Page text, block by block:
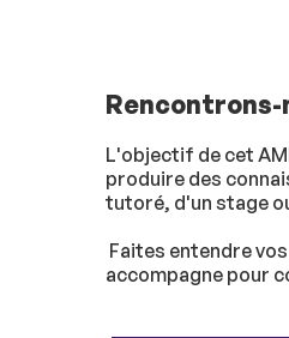
Rencontrons-
L'objectif de cet
produire des
tutoré, d'un stage
Faites entendre
accompagne pour